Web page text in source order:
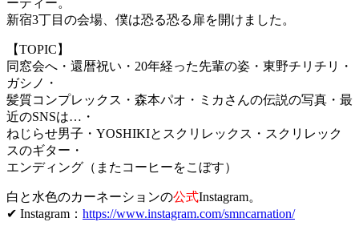
ーティー。
新宿3丁目の会場、僕は恐る恐る扉を開けました。
【TOPIC】
同窓会へ・還暦祝い・20年経った先輩の姿・東野チリチリ・
ガシノ・
髪質コンプレックス・森本パオ・ミカさんの伝説の写真・最
近のSNSは…・
ねじらせ男子・YOSHIKIとスクリレックス・スクリレック
スのギター・
エンディング（またコーヒーをこぼす）
白と水色のカーネーションの公式Instagram。
✔ Instagram： https://www.instagram.com/smncarnation/